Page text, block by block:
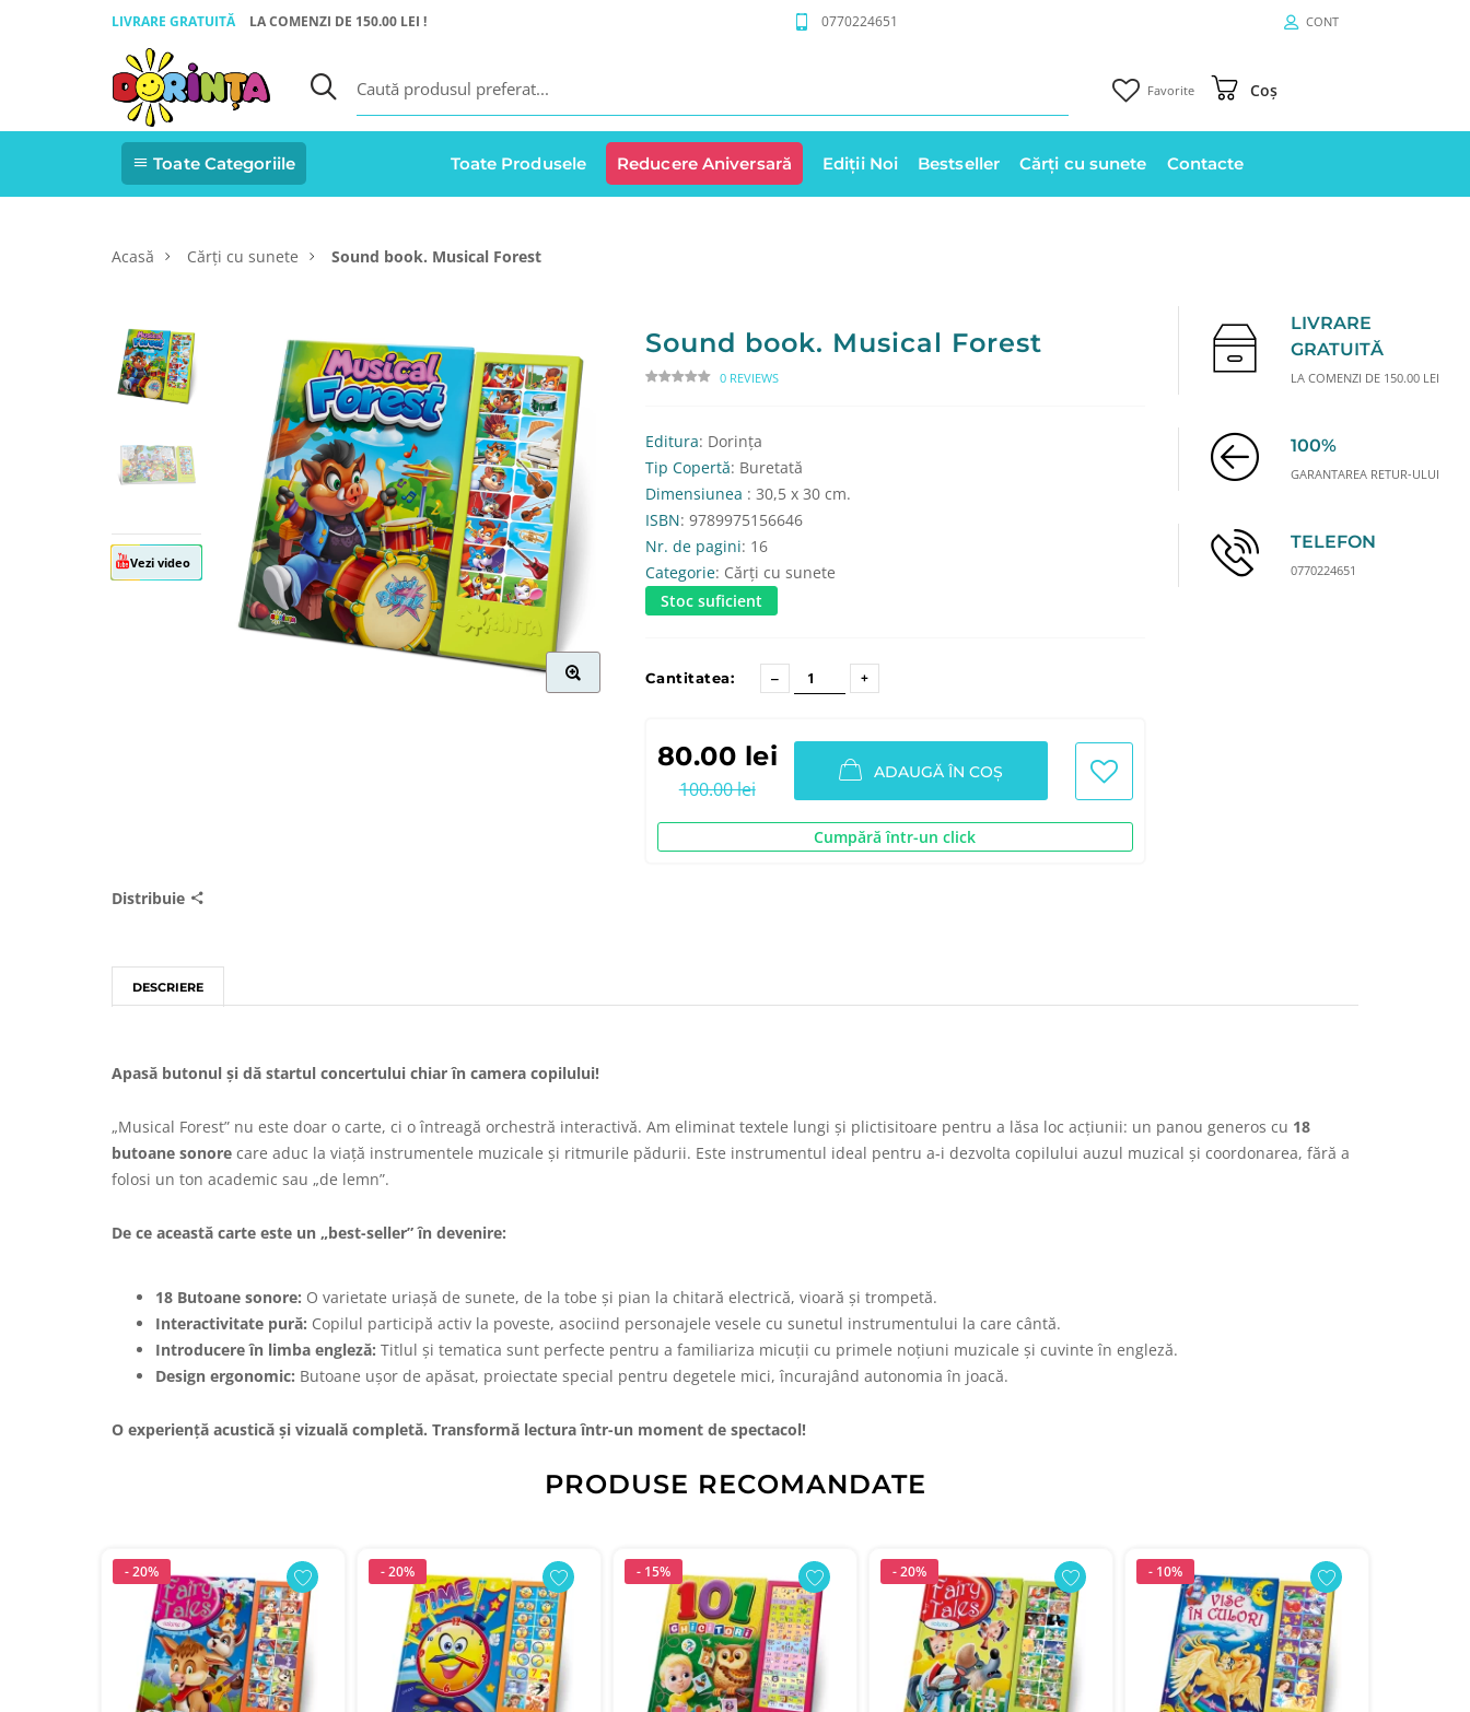
LIVRARE GRATUITĂ LA COMENZI DE 150.00 LEI ! 0770224651 CONT
Favorite Coș
Toate Categoriile Toate Produsele Reducere Aniversară Ediții Noi Bestseller Cărți cu sunete Contacte
Acasă Cărți cu sunete Sound book. Musical Forest
Vezi video
Sound book. Musical Forest
0 REVIEWS
Editura: Dorința
Tip Copertă: Buretată
Dimensiunea : 30,5 x 30 cm.
ISBN: 9789975156646
Nr. de pagini: 16
Categorie: Cărți cu sunete
Stoc suficient
Cantitatea:
80.00 lei
100.00 lei
ADAUGĂ ÎN COȘ
Cumpără într-un click
LIVRARE
GRATUITĂ
LA COMENZI DE 150.00 LEI
100%
GARANTAREA RETUR-ULUI
TELEFON
0770224651
Distribuie
DESCRIERE
Apasă butonul și dă startul concertului chiar în camera copilului!
„Musical Forest” nu este doar o carte, ci o întreagă orchestră interactivă. Am eliminat textele lungi și plictisitoare pentru a lăsa loc acțiunii: un panou generos cu 18
butoane sonore care aduc la viață instrumentele muzicale și ritmurile pădurii. Este instrumentul ideal pentru a-i dezvolta copilului auzul muzical și coordonarea, fără a
folosi un ton academic sau „de lemn”.
De ce această carte este un „best-seller” în devenire:
18 Butoane sonore: O varietate uriașă de sunete, de la tobe și pian la chitară electrică, vioară și trompetă.
Interactivitate pură: Copilul participă activ la poveste, asociind personajele vesele cu sunetul instrumentului la care cântă.
Introducere în limba engleză: Titlul și tematica sunt perfecte pentru a familiariza micuții cu primele noțiuni muzicale și cuvinte în engleză.
Design ergonomic: Butoane ușor de apăsat, proiectate special pentru degetele mici, încurajând autonomia în joacă.
O experiență acustică și vizuală completă. Transformă lectura într-un moment de spectacol!
PRODUSE RECOMANDATE
- 20% - 20% - 15% - 20% - 10%